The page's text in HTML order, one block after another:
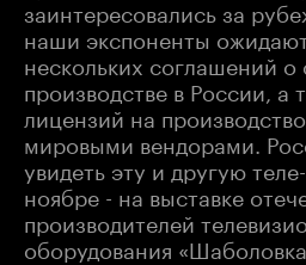
заинтересовались за
наши экспоненты
нескольких соглашений
производстве в России, а
лицензий на
мировыми вендорами.
увидеть эту и другую
ноябре - на выставке
производителей
оборудования «Шаболовка